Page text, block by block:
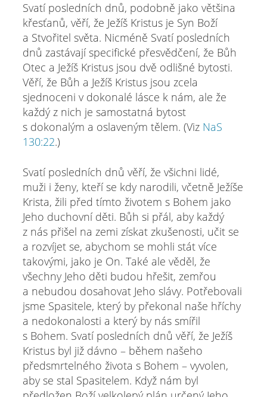
Svatí posledních dnů, podobně jako většina
křesťanů, věří, že Ježíš Kristus je Syn Boží
a Stvořitel světa. Nicméně Svatí posledních
dnů zastávají specifické přesvědčení, že Bůh
Otec a Ježíš Kristus jsou dvě odlišné bytosti.
Věří, že Bůh a Ježíš Kristus jsou zcela
sjednoceni v dokonalé lásce k nám, ale že
každý z nich je samostatná bytost
s dokonalým a oslaveným tělem. (Viz NaS
130:22.)
Svatí posledních dnů věří, že všichni lidé,
muži i ženy, kteří se kdy narodili, včetně Ježíše
Krista, žili před tímto životem s Bohem jako
Jeho duchovní děti. Bůh si přál, aby každý
z nás přišel na zemi získat zkušenosti, učit se
a rozvíjet se, abychom se mohli stát více
takovými, jako je On. Také ale věděl, že
všechny Jeho děti budou hřešit, zemřou
a nebudou dosahovat Jeho slávy. Potřebovali
jsme Spasitele, který by překonal naše hříchy
a nedokonalosti a který by nás smířil
s Bohem. Svatí posledních dnů věří, že Ježíš
Kristus byl již dávno – během našeho
předsmrtelného života s Bohem – vyvolen,
aby se stal Spasitelem. Když nám byl